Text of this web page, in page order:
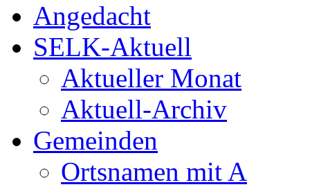
Angedacht
SELK-Aktuell
Aktueller Monat
Aktuell-Archiv
Gemeinden
Ortsnamen mit A